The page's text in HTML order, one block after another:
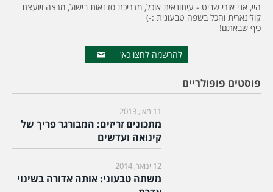
היי, אני אורי שביט - עיתונאית אוכל, מדריכת סדנאות בישול, מרצה ויועצת
קולינארית והכל בשפה טבעונית :-)
כיף שבאתם!
להרשמה לחצו כאן
פוסטים פופולריים
11 מאי, 2013
מתכונים זריזים: המבורגר פריך של
קינואה ועדשים
12 ינואר, 2014
משתה טבעוני: אותה אדורה בשינוי